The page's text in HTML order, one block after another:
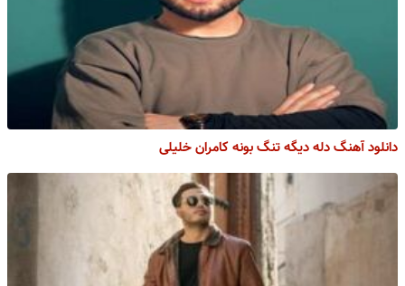
دانلود آهنگ دله دیگه تنگ بونه کامران خلیلی